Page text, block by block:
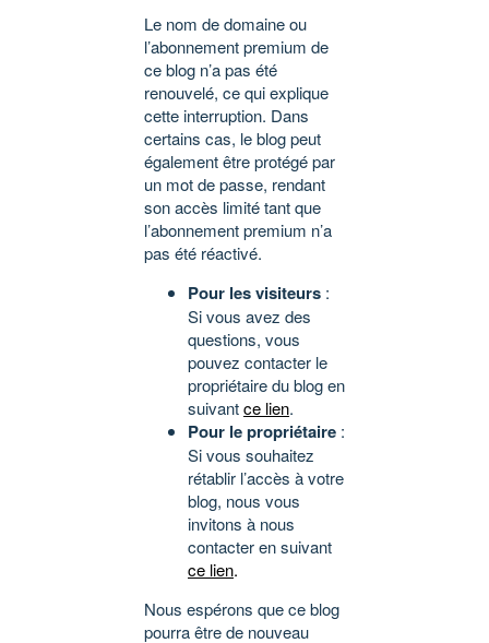
Le nom de domaine ou
l’abonnement premium de
ce blog n’a pas été
renouvelé, ce qui explique
cette interruption. Dans
certains cas, le blog peut
également être protégé par
un mot de passe, rendant
son accès limité tant que
l’abonnement premium n’a
pas été réactivé.
Pour les visiteurs :
Si vous avez des
questions, vous
pouvez contacter le
propriétaire du blog en
suivantce lien.
Pour le propriétaire :
Si vous souhaitez
rétablir l’accès à votre
blog, nous vous
invitons à nous
contacter en suivant
ce lien.
Nous espérons que ce blog
pourra être de nouveau